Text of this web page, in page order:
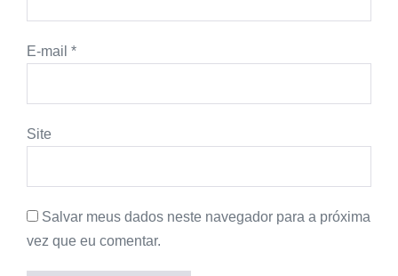
E-mail *
Site
Salvar meus dados neste navegador para a próxima
vez que eu comentar.